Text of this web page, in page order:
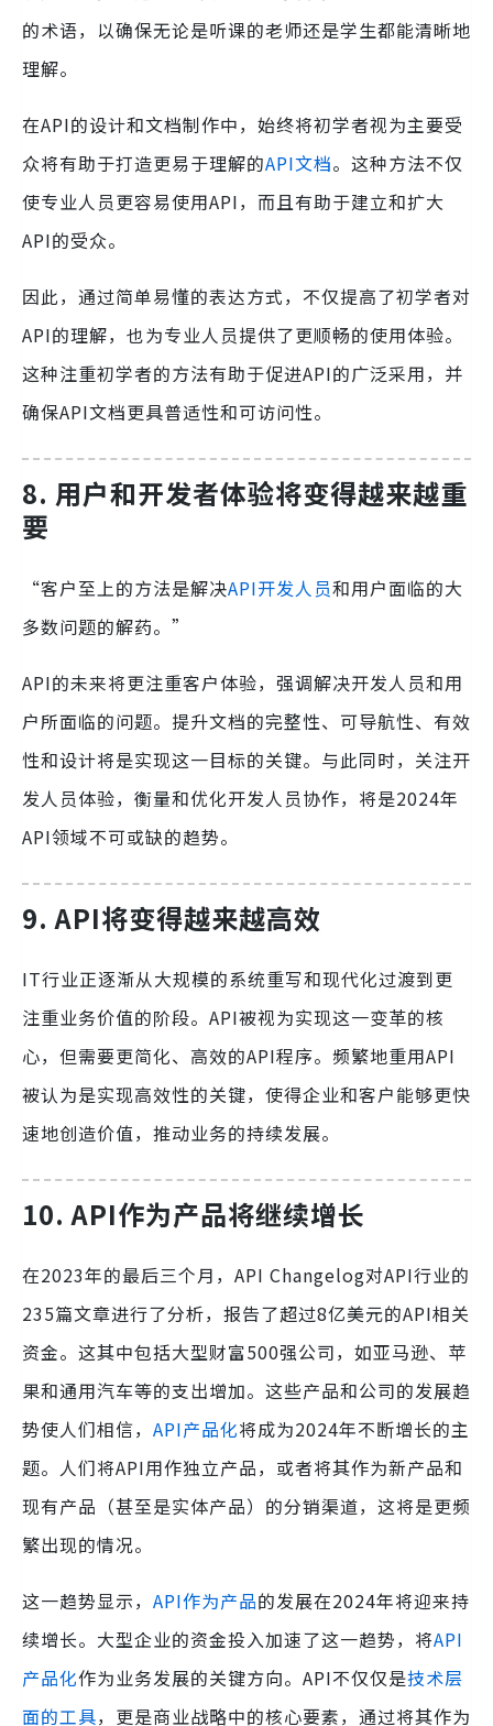
的术语，以确保无论是听课的老师还是学生都能清晰地
理解。
在API的设计和文档制作中，始终将初学者视为主要受
众将有助于打造更易于理解的API文档。这种方法不仅
使专业人员更容易使用API，而且有助于建立和扩大
API的受众。
因此，通过简单易懂的表达方式，不仅提高了初学者对
API的理解，也为专业人员提供了更顺畅的使用体验。
这种注重初学者的方法有助于促进API的广泛采用，并
确保API文档更具普适性和可访问性。
8. 用户和开发者体验将变得越来越重
要
“客户至上的方法是解决API开发人员和用户面临的大
多数问题的解药。”
API的未来将更注重客户体验，强调解决开发人员和用
户所面临的问题。提升文档的完整性、可导航性、有效
性和设计将是实现这一目标的关键。与此同时，关注开
发人员体验，衡量和优化开发人员协作，将是2024年
API领域不可或缺的趋势。
9. API将变得越来越高效
IT行业正逐渐从大规模的系统重写和现代化过渡到更
注重业务价值的阶段。API被视为实现这一变革的核
心，但需要更简化、高效的API程序。频繁地重用API
被认为是实现高效性的关键，使得企业和客户能够更快
速地创造价值，推动业务的持续发展。
10. API作为产品将继续增长
在2023年的最后三个月，API Changelog对API行业的
235篇文章进行了分析，报告了超过8亿美元的API相关
资金。这其中包括大型财富500强公司，如亚马逊、苹
果和通用汽车等的支出增加。这些产品和公司的发展趋
势使人们相信， API产品化将成为2024年不断增长的主
题。人们将API用作独立产品，或者将其作为新产品和
现有产品（甚至是实体产品）的分销渠道，这将是更频
繁出现的情况。
这一趋势显示， API作为产品的发展在2024年将迎来持
续增长。大型企业的资金投入加速了这一趋势，将API
产品化作为业务发展的关键方向。API不仅仅是技术层
面的工具，更是商业战略中的核心要素，通过将其作为